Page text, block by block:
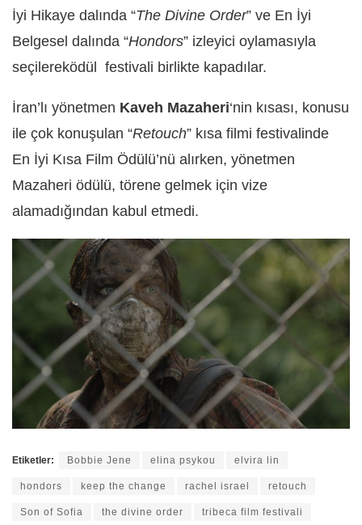
İyi Hikaye dalında “The Divine Order” ve En İyi
Belgesel dalında “Hondors” izleyici oylamasıyla
seçilereködül festivali birlikte kapadılar.
İran’lı yönetmen Kaveh Mazaheri‘nin kısası, konusu
ile çok konuşulan “Retouch” kısa filmi festivalinde
En İyi Kısa Film Ödülü’nü alırken, yönetmen
Mazaheri ödülü, törene gelmek için vize
alamadığından kabul etmedi.
Etiketler: Bobbie Jene elina psykou elvira lin
hondors keep the change rachel israel retouch
Son of Sofia the divine order tribeca film festivali